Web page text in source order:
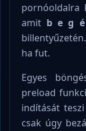
pornóoldalra
amit b e g
ha fut.
Egyes
preload
indítását
csak úgy